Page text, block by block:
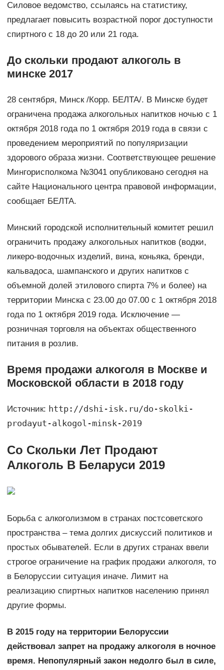
Силовое ведомство, ссылаясь на статистику,
предлагает повысить возрастной порог доступности
спиртного с 18 до 20 или 21 года.
До скольки продают алкоголь в
минске 2017
28 сентября, Минск /Корр. БЕЛТА/. В Минске будет
ограничена продажа алкогольных напитков ночью с 1
октября 2018 года по 1 октября 2019 года в связи с
проведением мероприятий по популяризации
здорового образа жизни. Соответствующее решение
Мингорисполкома №3041 опубликовано сегодня на
сайте Национального центра правовой информации,
сообщает БЕЛТА.
Минский городской исполнительный комитет решил
ограничить продажу алкогольных напитков (водки,
ликеро-водочных изделий, вина, коньяка, бренди,
кальвадоса, шампанского и других напитков с
объемной долей этилового спирта 7% и более) на
территории Минска с 23.00 до 07.00 с 1 октября 2018
года по 1 октября 2019 года. Исключение —
розничная торговля на объектах общественного
питания в розлив.
Время продажи алкоголя в Москве и
Московской области в 2018 году
Источник: http://dshi-isk.ru/do-skolki-
prodayut-alkogol-minsk-2019
Со Скольки Лет Продают
Алкоголь В Беларуси 2019
Борьба с алкоголизмом в странах постсоветского
пространства – тема долгих дискуссий политиков и
простых обывателей. Если в других странах ввели
строгое ограничение на график продажи алкоголя, то
в Белоруссии ситуация иначе. Лимит на
реализацию спиртных напитков населению принял
другие формы.
В 2015 году на территории Белоруссии
действовал запрет на продажу алкоголя в ночное
время. Непопулярный закон недолго был в силе,